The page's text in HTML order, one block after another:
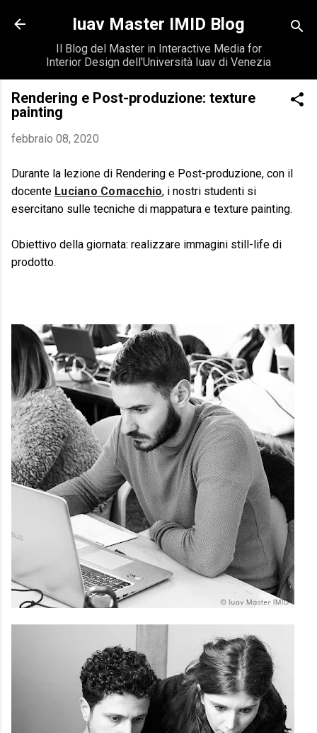
Passa ai contenuti principali
Iuav Master IMID Blog
Il Blog del Master in Interactive Media for
Interior Design dell'Università Iuav di Venezia
Rendering e Post-produzione: texture
painting
febbraio 08, 2020
Durante la lezione di Rendering e Post-produzione, con il
docente Luciano Comacchio, i nostri studenti si
esercitano sulle tecniche di mappatura e texture painting.
Obiettivo della giornata: realizzare immagini still-life di
prodotto.